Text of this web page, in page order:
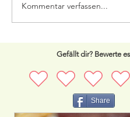
Apfelkuchen mit
Baiser
Kommentar verfassen...
Gefällt dir? Bewerte es
Share